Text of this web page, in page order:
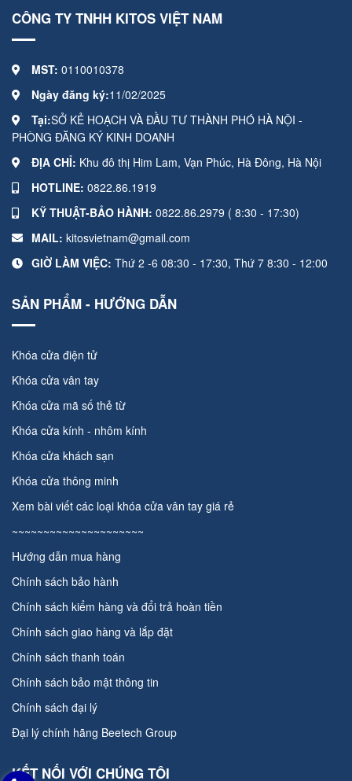
CÔNG TY TNHH KITOS VIỆT NAM
MST: 0110010378
Ngày đăng ký:11/02/2025
Tại:SỞ KẺ HOẠCH VÀ ĐẦU TƯ THÀNH PHÓ HÀ NỘI -
PHÒNG ĐĂNG KÝ KINH DOANH
ĐỊA CHỈ: Khu đô thị Him Lam, Vạn Phúc, Hà Đông, Hà Nội
HOTLINE: 0822.86.1919
KỸ THUẬT-BẢO HÀNH: 0822.86.2979 ( 8:30 - 17:30)
MAIL: kitosvietnam@gmail.com
GIỜ LÀM VIỆC: Thứ 2 -6 08:30 - 17:30, Thứ 7 8:30 - 12:00
SẢN PHẨM - HƯỚNG DẪN
Khóa cửa điện tử
Khóa cửa vân tay
Khóa cửa mã số thẻ từ
Khóa cửa kính - nhôm kính
Khóa cửa khách sạn
Khóa cửa thông minh
Xem bài viết các loại khóa cửa vân tay giá rẻ
~~~~~~~~~~~~~~~~~~~~~
Hướng dẫn mua hàng
Chính sách bảo hành
Chính sách kiểm hàng và đổi trả hoàn tiền
Chính sách giao hàng và lắp đặt
Chính sách thanh toán
Chính sách bảo mật thông tin
Chính sách đại lý
Đại lý chính hãng Beetech Group
KẾT NỐI VỚI CHÚNG TÔI